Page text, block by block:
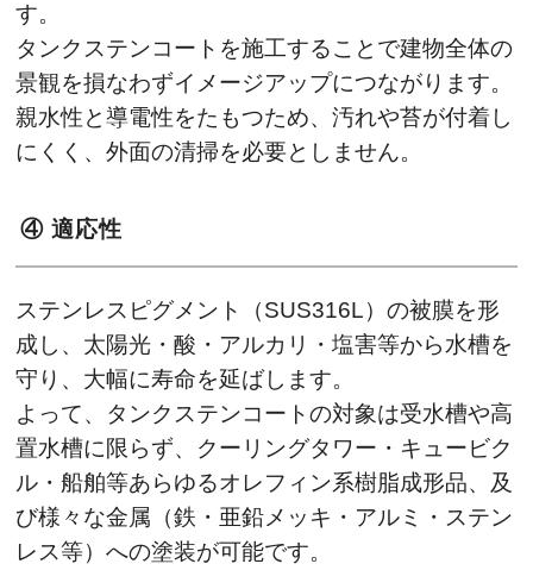
す。
タンクステンコートを施工することで建物全体の
景観を損なわずイメージアップにつながります。
親水性と導電性をたもつため、汚れや苔が付着し
にくく、外面の清掃を必要としません。
④ 適応性
ステンレスピグメント（SUS316L）の被膜を形
成し、太陽光・酸・アルカリ・塩害等から水槽を
守り、大幅に寿命を延ばします。
よって、タンクステンコートの対象は受水槽や高
置水槽に限らず、クーリングタワー・キュービク
ル・船舶等あらゆるオレフィン系樹脂成形品、及
び様々な金属（鉄・亜鉛メッキ・アルミ・ステン
レス等）への塗装が可能です。